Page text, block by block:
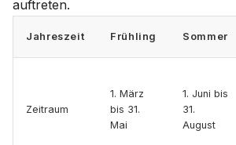
auftreten.
Jahreszeit Frühling Sommer
Zeitraum
1. März
bis 31.
Mai
1. Juni bis
31.
August